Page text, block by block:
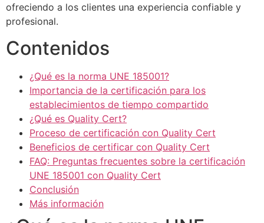
ofreciendo a los clientes una experiencia confiable y
profesional.
Contenidos
¿Qué es la norma UNE 185001?
Importancia de la certificación para los
establecimientos de tiempo compartido
¿Qué es Quality Cert?
Proceso de certificación con Quality Cert
Beneficios de certificar con Quality Cert
FAQ: Preguntas frecuentes sobre la certificación
UNE 185001 con Quality Cert
Conclusión
Más información